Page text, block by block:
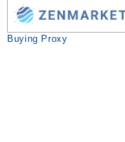
Buying Proxy